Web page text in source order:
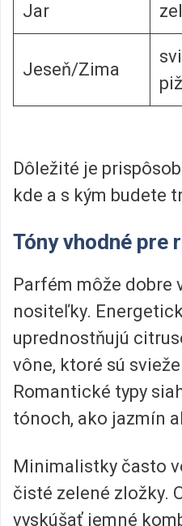
Jar
Jeseň/Zima
Dôležité je
kde a s kým budete
Tóny vhodné pre
Parfém môže dobre
nositeľky.
uprednostňujú
vône, ktoré sú
Romantické typy
tónoch, ako jazmín
Minimalistky často
čisté zelené zložky.
vyskúšať jemné